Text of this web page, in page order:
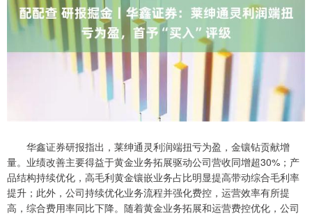
华鑫证券研报指出，莱绅通灵利润端扭亏为盈，金镶钻贡献增
量。业绩改善主要得益于黄金业务拓展驱动公司营收同增超30%；产
品结构持续优化，高毛利黄金镶嵌业务占比明显提高带动综合毛利率
提升；此外，公司持续优化业务流程并强化费控，运营效率有所提
高，综合费用率同比下降。随着黄金业务拓展和运营费控优化，公司